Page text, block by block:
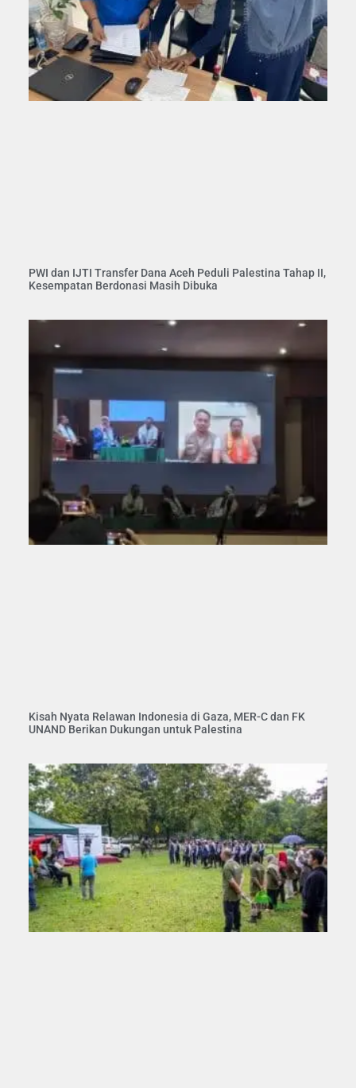
PWI dan IJTI Transfer Dana Aceh Peduli Palestina Tahap II,
Kesempatan Berdonasi Masih Dibuka
Kisah Nyata Relawan Indonesia di Gaza, MER-C dan FK
UNAND Berikan Dukungan untuk Palestina